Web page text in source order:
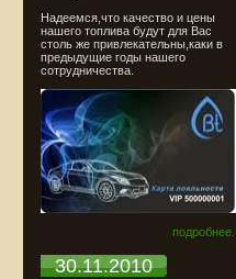
Надеемся,что качество и цены
нашего топлива будут для Вас
столь же привлекательны,каки в
предыдущие годы нашего
сотрудничества.
подробнее...
30.11.2010